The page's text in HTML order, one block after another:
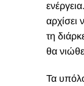
αρχίσει
τη
θα
Τα